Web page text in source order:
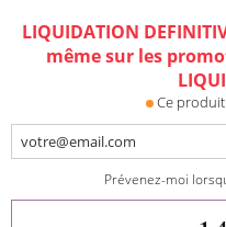
LIQUIDATION
même sur les
Ce
Prévenez-moi